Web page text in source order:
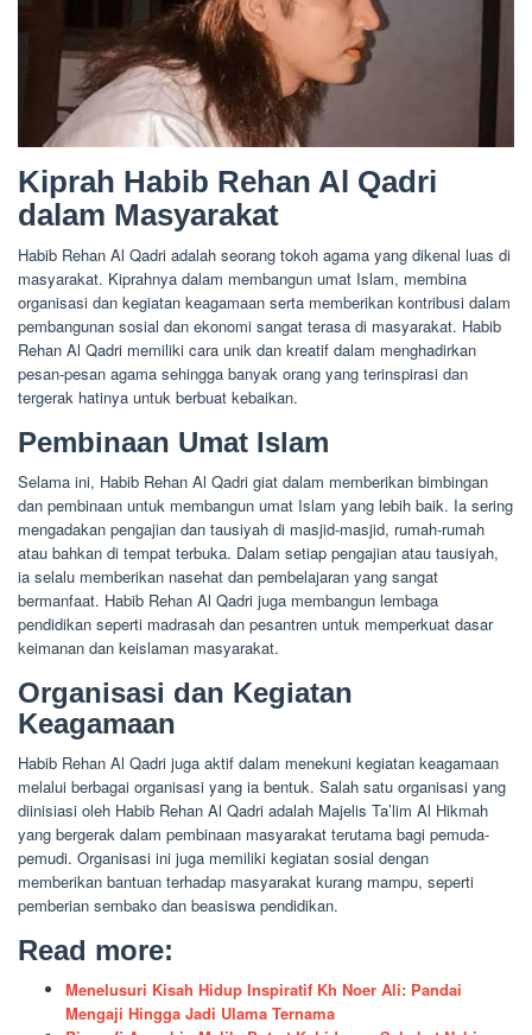
Kiprah Habib Rehan Al Qadri
dalam Masyarakat
Habib Rehan Al Qadri adalah seorang tokoh agama yang dikenal luas di
masyarakat. Kiprahnya dalam membangun umat Islam, membina
organisasi dan kegiatan keagamaan serta memberikan kontribusi dalam
pembangunan sosial dan ekonomi sangat terasa di masyarakat. Habib
Rehan Al Qadri memiliki cara unik dan kreatif dalam menghadirkan
pesan-pesan agama sehingga banyak orang yang terinspirasi dan
tergerak hatinya untuk berbuat kebaikan.
Pembinaan Umat Islam
Selama ini, Habib Rehan Al Qadri giat dalam memberikan bimbingan
dan pembinaan untuk membangun umat Islam yang lebih baik. Ia sering
mengadakan pengajian dan tausiyah di masjid-masjid, rumah-rumah
atau bahkan di tempat terbuka. Dalam setiap pengajian atau tausiyah,
ia selalu memberikan nasehat dan pembelajaran yang sangat
bermanfaat. Habib Rehan Al Qadri juga membangun lembaga
pendidikan seperti madrasah dan pesantren untuk memperkuat dasar
keimanan dan keislaman masyarakat.
Organisasi dan Kegiatan
Keagamaan
Habib Rehan Al Qadri juga aktif dalam menekuni kegiatan keagamaan
melalui berbagai organisasi yang ia bentuk. Salah satu organisasi yang
diinisiasi oleh Habib Rehan Al Qadri adalah Majelis Ta’lim Al Hikmah
yang bergerak dalam pembinaan masyarakat terutama bagi pemuda-
pemudi. Organisasi ini juga memiliki kegiatan sosial dengan
memberikan bantuan terhadap masyarakat kurang mampu, seperti
pemberian sembako dan beasiswa pendidikan.
Read more:
Menelusuri Kisah Hidup Inspiratif Kh Noer Ali: Pandai
Mengaji Hingga Jadi Ulama Ternama